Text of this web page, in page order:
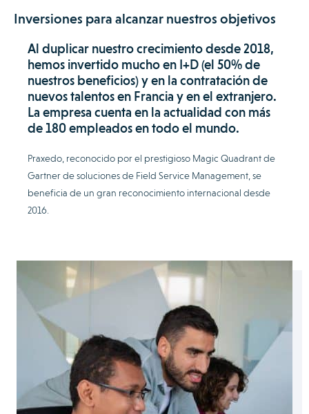
Inversiones para alcanzar nuestros objetivos
Al duplicar nuestro crecimiento desde 2018,
hemos invertido mucho en I+D (el 50% de
nuestros beneficios) y en la contratación de
nuevos talentos en Francia y en el extranjero.
La empresa cuenta en la actualidad con más
de 180 empleados en todo el mundo.
Praxedo, reconocido por el prestigioso Magic Quadrant de
Gartner de soluciones de Field Service Management, se
beneficia de un gran reconocimiento internacional desde
2016.